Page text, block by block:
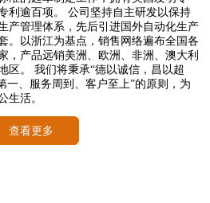
利逾百项。 公司坚持自主研发以保持
产管理体系，先后引进国外自动化生产
。以浙江为基点，销售网络遍布全国各
，产品远销美洲、欧洲、非洲、澳大利
区。 我们将秉承“德以诚信，昌以超
一、服务周到、客户至上”的原则，为
生活。
查看更多